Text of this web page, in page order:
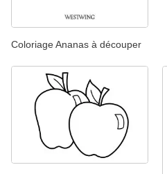
Coloriage Ananas à découper